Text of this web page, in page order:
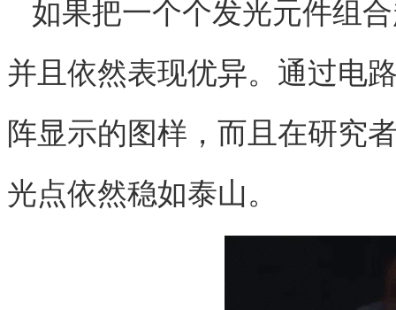
如果把一个个发光元件组
并且依然表现优异。通过电
阵显示的图样，而且在研究
光点依然稳如泰山。